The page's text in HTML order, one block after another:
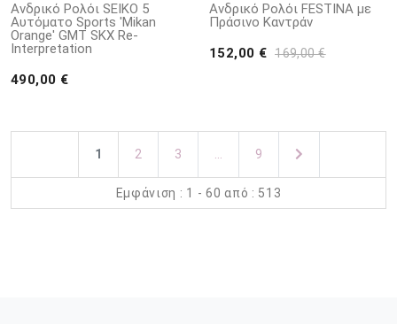
Ανδρικό Ρολόι SEIKO 5
Αυτόματο Sports 'Mikan
Orange' GMT SKX Re-
Interpretation
490,00 €
Ανδρικό Ρολόι FESTINA με
Πράσινο Καντράν
152,00 € 169,00 €
1 2 3 9
Εμφάνιση : 1 - 60 από : 513